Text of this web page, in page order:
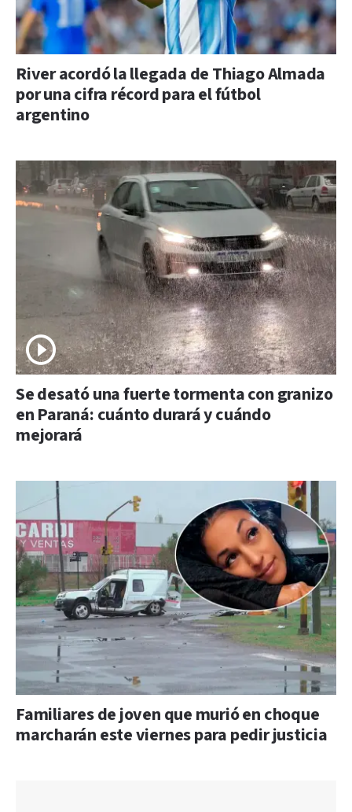
River acordó la llegada de Thiago Almada
por una cifra récord para el fútbol
argentino
Se desató una fuerte tormenta con granizo
en Paraná: cuánto durará y cuándo
mejorará
Familiares de joven que murió en choque
marcharán este viernes para pedir justicia